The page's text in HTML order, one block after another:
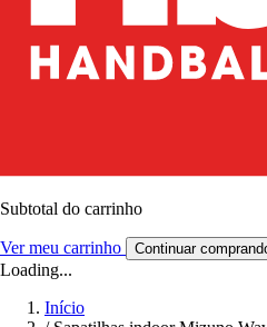
Subtotal do carrinho
Ver meu carrinho Continuar
Loading...
Início